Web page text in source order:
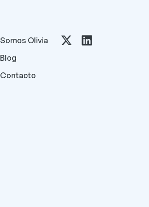
Somos Olivia
Blog
Contacto